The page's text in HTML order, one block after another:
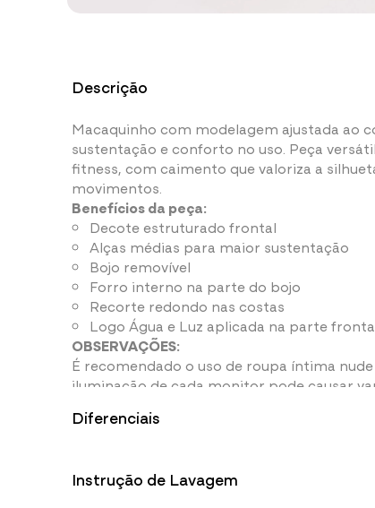
Descrição
Macaquinho com modelagem ajustada ao
sustentação e conforto no uso. Peça
fitness, com caimento que valoriza a
movimentos.
Benefícios da peça:
Decote estruturado frontal
Alças médias para maior sustentação
Bojo removível
Forro interno na parte do bojo
Recorte redondo nas costas
Logo Água e Luz aplicada na parte
OBSERVAÇÕES:
É recomendado o uso de roupa íntima
iluminação de cada monitor pode causar
85% Poliamida
15% Elastano
Diferenciais
Protege sua pele
Instrução de Lavagem